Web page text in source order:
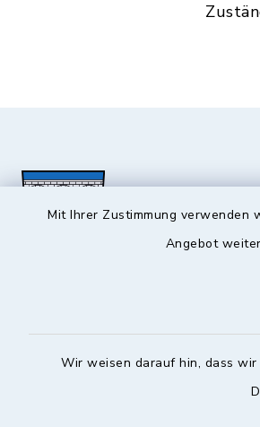
Mit Ihrer Zustimmung verwenden
Angebot
Wir weisen darauf hin, dass
Rathausstraße 1